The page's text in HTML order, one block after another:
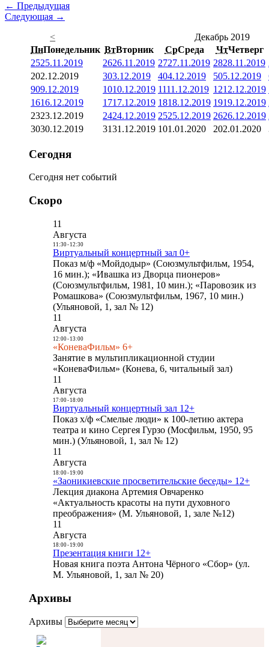
← Предыдущая
Следующая →
<
Декабрь 2019
ПнПонедельник ВтВторник СрСреда ЧтЧетверг
2525.11.2019 2626.11.2019 2727.11.2019 2828.11.2019
202.12.2019 303.12.2019 404.12.2019 505.12.2019
909.12.2019 1010.12.2019 1111.12.2019 1212.12.2019
1616.12.2019 1717.12.2019 1818.12.2019 1919.12.2019
2323.12.2019 2424.12.2019 2525.12.2019 2626.12.2019
3030.12.2019 3131.12.2019 101.01.2020 202.01.2020
Сегодня
Сегодня нет событий
Скоро
11
Августа
11:30- 12:30
Виртуальный концертный зал 0+
Показ м/ф «Мойдодыр» (Союзмультфильм, 1954,
16 мин.); «Ивашка из Дворца пионеров»
(Союзмультфильм, 1981, 10 мин.); «Паровозик из
Ромашкова» (Союзмультфильм, 1967, 10 мин.)
(Ульяновой, 1, зал № 12)
11
Августа
12:00- 13:00
«КоневаФильм» 6+
Занятие в мультипликационной студии
«КоневаФильм» (Конева, 6, читальный зал)
11
Августа
17:00- 18:00
Виртуальный концертный зал 12+
Показ х/ф «Смелые люди» к 100-летию актера
театра и кино Сергея Гурзо (Мосфильм, 1950, 95
мин.) (Ульяновой, 1, зал № 12)
11
Августа
18:00- 19:00
«Заоникиевские просветительские беседы» 12+
Лекция диакона Артемия Овчаренко
«Актуальность красоты на пути духовного
преображения» (М. Ульяновой, 1, зале №12)
11
Августа
18:00- 19:00
Презентация книги 12+
Новая книга поэта Антона Чёрного «Сбор» (ул.
М. Ульяновой, 1, зал № 20)
Архивы
Архивы